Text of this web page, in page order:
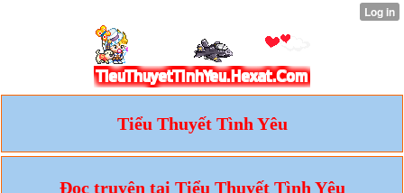
Tiểu Thuyết Tình Yêu
Đọc truyện tại Tiểu Thuyết Tình Yêu